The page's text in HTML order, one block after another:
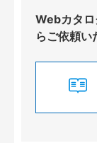
Webカタロ
らご依頼い